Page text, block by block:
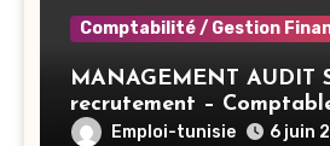
Comptabilité / Gestion
MANAGEMENT AUDIT
recrutement –
Emploi-tunisie 6 juin